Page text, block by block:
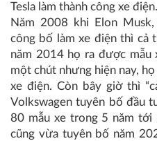
Tesla làm thành công xe điện.
Năm 2008 khi Elon Musk,
công bố làm xe điện thì cả
năm 2014 họ ra được mẫu
một chút nhưng hiện nay,
xe điện. Còn bây giờ thì
Volkswagen tuyên bố đầu
80 mẫu xe trong 5 năm tới
cũng vừa tuyên bố năm